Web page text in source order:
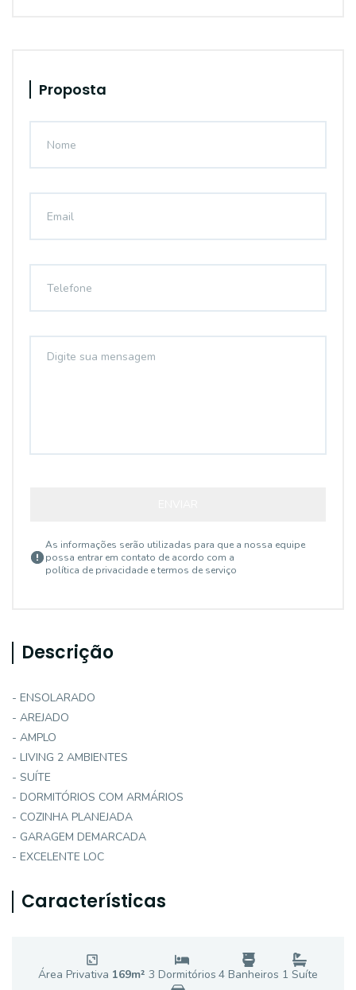
Proposta
As informações serão utilizadas para que a nossa equipe
possa entrar em contato de acordo com a
política de privacidade e termos de serviço
Descrição
- ENSOLARADO
- AREJADO
- AMPLO
- LIVING 2 AMBIENTES
- SUÍTE
- DORMITÓRIOS COM ARMÁRIOS
- COZINHA PLANEJADA
- GARAGEM DEMARCADA
- EXCELENTE LOC
Características
Área Privativa 169m² 3 Dormitórios 4 Banheiros 1 Suíte